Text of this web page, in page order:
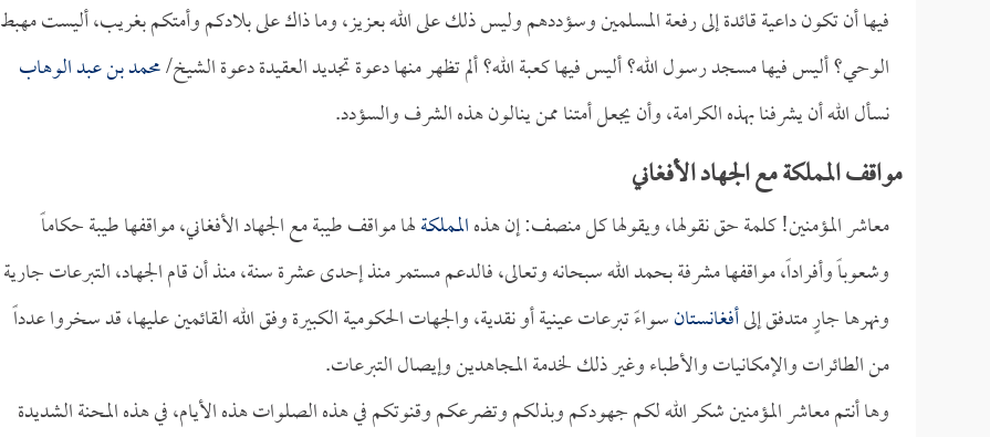
فيها أن تكون داعية قائدة إلى رفعة المسلمين وسؤددهم وليس ذلك على الله بعزيز، وما ذاك على بلادكم وأمتكم بغريب، أليست مهبط
الوحي؟ أليس فيها مسجد رسول الله؟ أليس فيها كعبة الله؟ ألم تظهر منها دعوة تجديد العقيدة دعوة الشيخ/محمد بن عبد الوهاب
نسأل الله أن يشرفنا بهذه الكرامة، وأن يجعل أمتنا ممن ينالون هذه الشرف والسؤدد.
مواقف المملكة مع الجهاد الأفغاني
معاشر المؤمنين! كلمة حق نقولها، ويقولها كل منصف: إن هذهالمملكةلها مواقف طيبة مع الجهاد الأفغاني، مواقفها طيبة حكاماً
وشعوباً وأفراداً، مواقفها مشرفة بحمد الله سبحانه وتعالى، فالدعم مستمر منذ إحدى عشرة سنة، منذ أن قام الجهاد، التبرعات جارية
ونهرها جارٍ متدفق إلىأفغانستانسواءً تبرعات عينية أو نقدية، والجهات الحكومية الكبيرة وفق الله القائمين عليها، قد سخروا عدداً
من الطائرات والإمكانيات والأطباء وغير ذلك لخدمة المجاهدين وإيصال التبرعات.
وها أنتم معاشر المؤمنين شكر الله لكم جهودكم وبذلكم وتضرعكم وقنوتكم في هذه الصلوات هذه الأيام، في هذه المحنة الشديدة